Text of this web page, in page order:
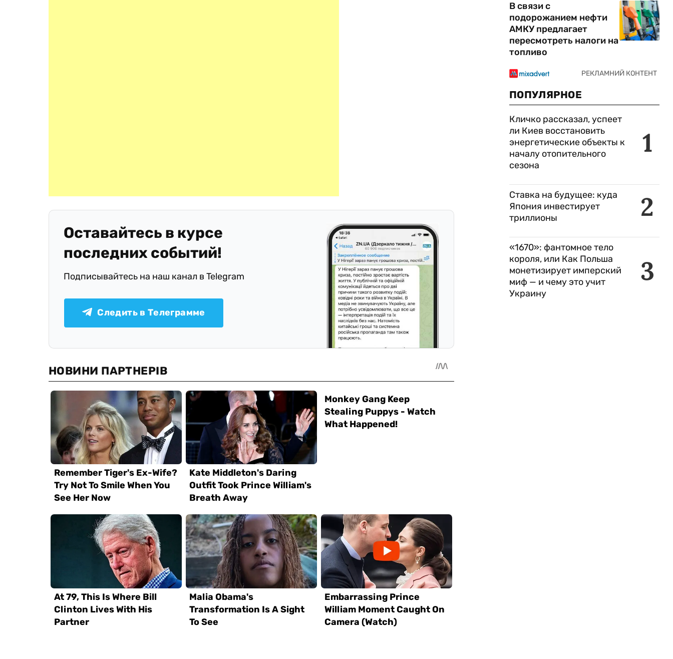
Оставайтесь в курсе
последних событий!
Подписывайтесь на наш канал в Telegram
Следить в Телеграмме
В связи с
подорожанием нефти
АМКУ предлагает
пересмотреть налоги на
топливо
ПОПУЛЯРНОЕ
1
Кличко рассказал, успеет
ли Киев восстановить
энергетические объекты к
началу отопительного
сезона
2
Ставка на будущее: куда
Япония инвестирует
триллионы
3
«1670»: фантомное тело
короля, или Как Польша
монетизирует имперский
миф — и чему это учит
Украину